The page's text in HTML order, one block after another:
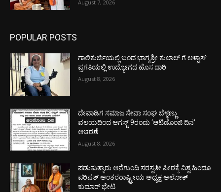
August 7, 2026
POPULAR POSTS
ಗಾಲಿಕುರ್ಚಿಯಲ್ಲಿ ಬಂದ ಭಾಗ್ಯಶ್ರೀ ಕುಲಾಲ್ ಗೆ ಆಳ್ವಾಸ್
ಪ್ರಗತಿಯಲ್ಲಿ ಉದ್ಯೋಗದ ಹೊಸ ದಾರಿ
August 8, 2026
ದೇವಾಡಿಗ ಸಮಾಜ ಸೇವಾ ಸಂಘ ಬೆಳ್ಳಣ್ಣು
ವಲಯದಿಂದ ಆಗಸ್ಟ್ 9ರಂದು ‘ಆಟಿಡೊಂಜಿ ದಿನ’
ಆಚರಣೆ
August 8, 2026
ಪಡುಕುತ್ಯಾರು ಆನೆಗುಂದಿ ಸರಸ್ವತೀ ಪೀಠಕ್ಕೆ ವಿಶ್ವ ಹಿಂದೂ
ಪರಿಷತ್ ಅಂತರರಾಷ್ಟ್ರೀಯ ಅಧ್ಯಕ್ಷ ಅಲೋಕ್
ಕುಮಾರ್ ಭೇಟಿ